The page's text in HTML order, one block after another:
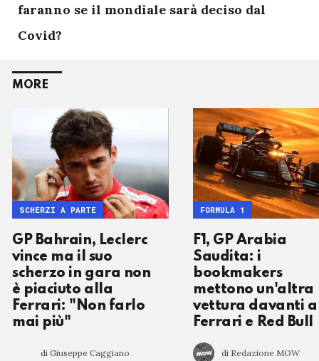
faranno se il mondiale sarà deciso dal
Covid?
MORE
GP Bahrain, Leclerc
vince ma il suo
scherzo in gara non
è piaciuto alla
Ferrari: "Non farlo
mai più"
di Giuseppe Caggiano
SCHERZI A PARTE
F1, GP Arabia
Saudita: i
bookmakers
mettono un'altra
vettura davanti a
Ferrari e Red Bull
di Redazione MOW
FORMULA 1